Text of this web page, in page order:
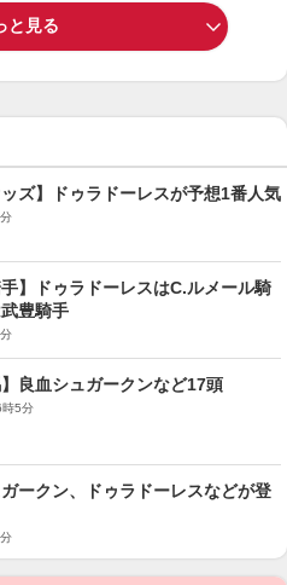
と見る
ッズ】ドゥラドーレスが予想1番人気
手】ドゥラドーレスはC.ルメール騎
豊騎手
】良血シュガークンなど17頭
5分
ガークン、ドゥラドーレスなどが登